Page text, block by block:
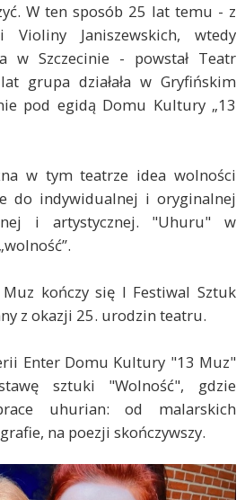
W ten sposób 25 lat temu - z
Violiny Janiszewskich, wtedy
w Szczecinie - powstał Teatr
grupa działała w Gryfińskim
pod egidą Domu Kultury „13
w tym teatrze idea wolności
do indywidualnej i oryginalnej
i artystycznej. "Uhuru" w
kończy się I Festiwal Sztuk
z okazji 25. urodzin teatru.
Enter Domu Kultury "13 Muz"
sztuki "Wolność", gdzie
uhurian: od malarskich
na poezji skończywszy.